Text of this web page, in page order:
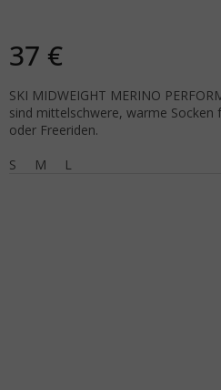
37 €
SKI MIDWEIGHT MERINO
sind mittelschwere, warme Socken
oder Freeriden.
S
M L